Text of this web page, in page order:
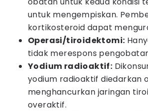
untuk mengempiskan.
kortikosteroid dapat
Operasi/tiroidektomi:
tidak merespons
Yodium radioaktif:
yodium radioaktif diedarkan
menghancurkan jaringan
overaktif.